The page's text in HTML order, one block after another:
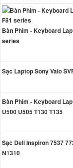
Bàn Phím - Keyboard
series
Sạc Laptop Sony Vaio
Bàn Phím - Keyboard
U500 U505 T130 T135
Sạc Dell Inspiron 7537
N1310